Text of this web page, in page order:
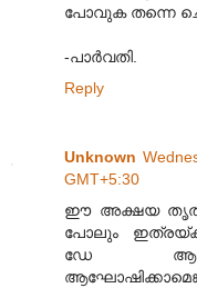
പോവുക തന്നെ
-പാര്‍വതി.
Reply
Unknown
GMT+5:30
ഈ അക്ഷയ
പോലും
ഡേ